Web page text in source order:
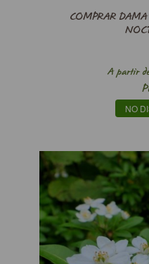
COMPRAR DAMA
A partir
NO